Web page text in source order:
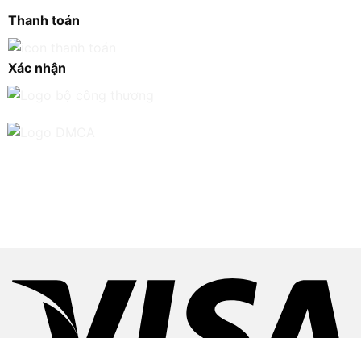
Thanh toán
Xác nhận